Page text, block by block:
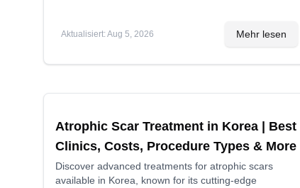
Aktualisiert:Aug 5, 2026 Mehr lesen
Atrophic Scar Treatment in Korea | Best
Clinics, Costs, Procedure Types & More
Discover advanced treatments for atrophic scars
available in Korea, known for its cutting-edge